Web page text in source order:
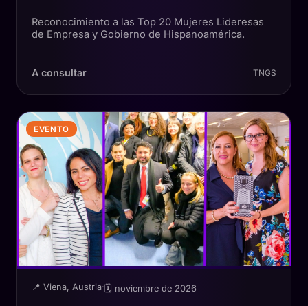
Reconocimiento a las Top 20 Mujeres Lideresas
de Empresa y Gobierno de Hispanoamérica.
A consultar TNGS
EVENTO
📍 Viena, Austria· 🗓 noviembre de 2026